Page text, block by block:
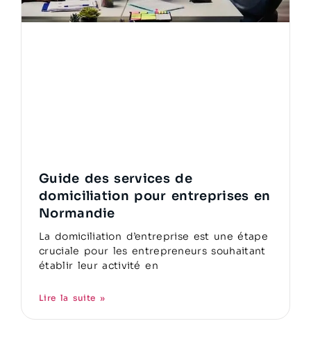
Guide des services de
domiciliation pour entreprises en
Normandie
La domiciliation d’entreprise est une étape
cruciale pour les entrepreneurs souhaitant
établir leur activité en
Lire la suite »